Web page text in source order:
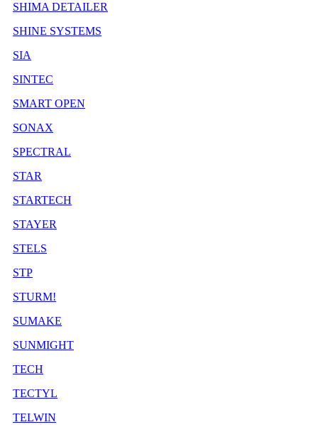
SHIMA DETAILER
SHINE SYSTEMS
SIA
SINTEC
SMART OPEN
SONAX
SPECTRAL
STAR
STARTECH
STAYER
STELS
STP
STURM!
SUMAKE
SUNMIGHT
TECH
TECTYL
TELWIN